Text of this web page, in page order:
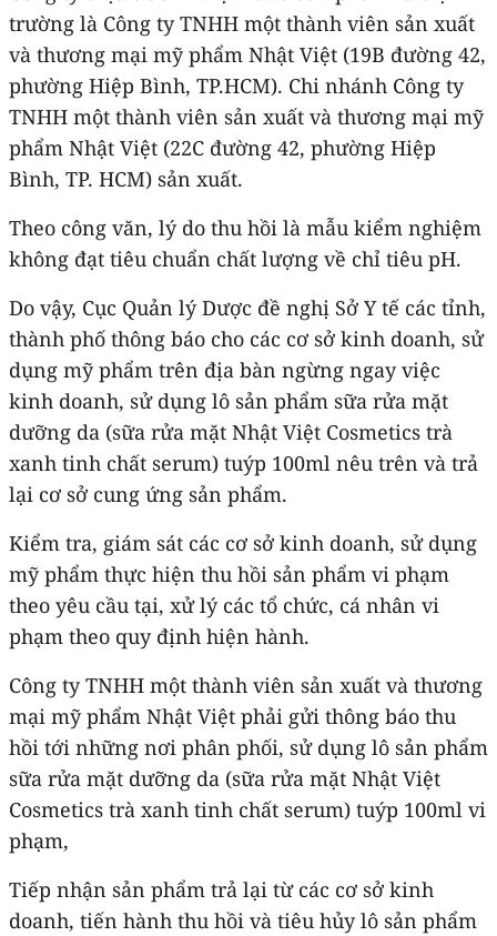
trường là Công ty TNHH một thành viên sản xuất
và thương mại mỹ phẩm Nhật Việt (19B đường 42,
phường Hiệp Bình, TP.HCM). Chi nhánh Công ty
TNHH một thành viên sản xuất và thương mại mỹ
phẩm Nhật Việt (22C đường 42, phường Hiệp
Bình, TP. HCM) sản xuất.
Theo công văn, lý do thu hồi là mẫu kiểm nghiệm
không đạt tiêu chuẩn chất lượng về chỉ tiêu pH.
Do vậy, Cục Quản lý Dược đề nghị Sở Y tế các tỉnh,
thành phố thông báo cho các cơ sở kinh doanh, sử
dụng mỹ phẩm trên địa bàn ngừng ngay việc
kinh doanh, sử dụng lô sản phẩm sữa rửa mặt
dưỡng da (sữa rửa mặt Nhật Việt Cosmetics trà
xanh tinh chất serum) tuýp 100ml nêu trên và trả
lại cơ sở cung ứng sản phẩm.
Kiểm tra, giám sát các cơ sở kinh doanh, sử dụng
mỹ phẩm thực hiện thu hồi sản phẩm vi phạm
theo yêu cầu tại, xử lý các tổ chức, cá nhân vi
phạm theo quy định hiện hành.
Công ty TNHH một thành viên sản xuất và thương
mại mỹ phẩm Nhật Việt phải gửi thông báo thu
hồi tới những nơi phân phối, sử dụng lô sản phẩm
sữa rửa mặt dưỡng da (sữa rửa mặt Nhật Việt
Cosmetics trà xanh tinh chất serum) tuýp 100ml vi
phạm,
Tiếp nhận sản phẩm trả lại từ các cơ sở kinh
doanh, tiến hành thu hồi và tiêu hủy lô sản phẩm